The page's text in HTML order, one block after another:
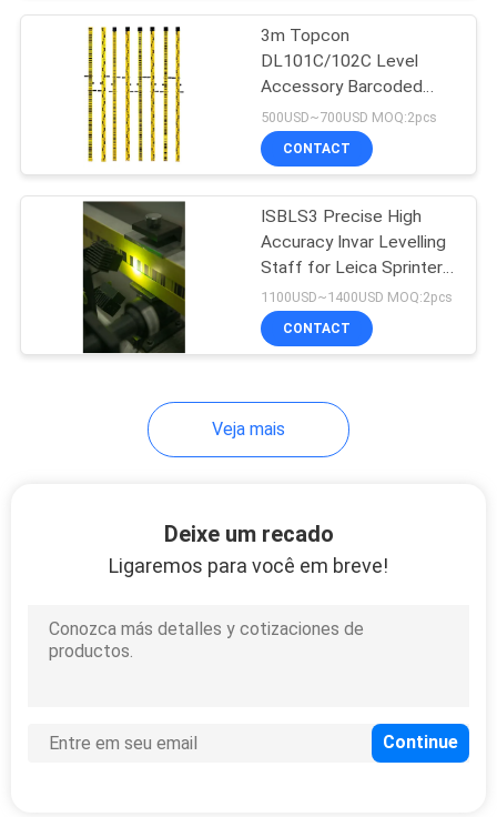
Baterias de estação
totais
59
bateria total da
Cabo total da
estação
3m Topcon
DL101C/102C Level
Accessory Barcoded
Leveling Staff
Maganese Rod
500USD~700USD MOQ:2pcs
CONTACT
ISBLS3 Precise High
Accuracy Invar Levelling
Staff for Leica Sprinter
Digital Level 3m Length
1100USD~1400USD MOQ:2pcs
CONTACT
Veja mais
Deixe um recado
Ligaremos para você em breve!